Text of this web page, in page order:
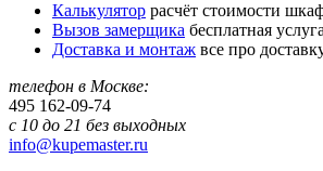
Калькулятор расчёт стоимости
Вызов замерщика бесплатная услуга
Доставка и монтаж все про
телефон в Москве:
495 162-09-74
с 10 до 21 без выходных
info@kupemaster.ru